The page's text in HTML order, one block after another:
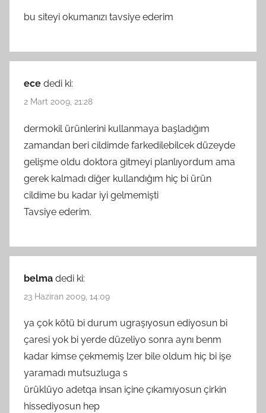
bu siteyi okumanızı tavsiye ederim
ece dedi ki:
2 Mart 2009, 21:28
dermokil ürünlerini kullanmaya başladığım
zamandan beri cildimde farkedilebilcek düzeyde
gelişme oldu doktora gitmeyi planlıyordum ama
gerek kalmadı diğer kullandığım hiç bi ürün
cildime bu kadar iyi gelmemişti
Tavsiye ederim.
belma dedi ki:
23 Haziran 2009, 14:09
ya çok kötü bi durum ugraşıyosun ediyosun bi
çaresi yok bi yerde düzeliyo sonra aynı benm
kadar kimse çekmemiş lzer bile oldum hiç bi işe
yaramadı mutsuzluga s
ürüklüyo adetqa insan içine çıkamıyosun çirkin
hissediyosun hep